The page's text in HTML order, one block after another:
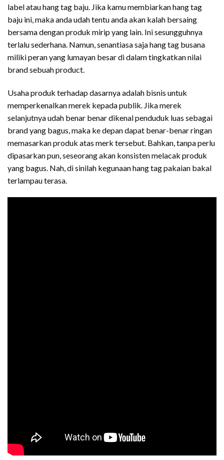
label atau hang tag baju. Jika kamu membiarkan hang tag
baju ini, maka anda udah tentu anda akan kalah bersaing
bersama dengan produk mirip yang lain. Ini sesungguhnya
terlalu sederhana. Namun, senantiasa saja hang tag busana
miliki peran yang lumayan besar di dalam tingkatkan nilai
brand sebuah product.
Usaha produk terhadap dasarnya adalah bisnis untuk
memperkenalkan merek kepada publik. Jika merek
selanjutnya udah benar benar dikenal penduduk luas sebagai
brand yang bagus, maka ke depan dapat benar-benar ringan
memasarkan produk atas merk tersebut. Bahkan, tanpa perlu
dipasarkan pun, seseorang akan konsisten melacak produk
yang bagus. Nah, di sinilah kegunaan hang tag pakaian bakal
terlampau terasa.